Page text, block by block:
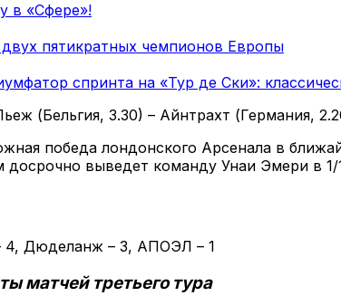
в «Сфере»!
пятикратных чемпионов Европы
спринта на «Тур де Ски»:
(Бельгия, 3.30) – Айнтрахт (Германия,
победа лондонского Арсенала в
выведет команду Унаи Эмери в 1/
4, Дюделанж – 3, АПОЭЛ – 1
матчей третьего тура